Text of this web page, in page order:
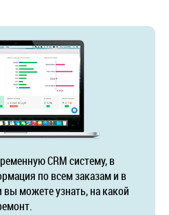
CRM систему, в
по всем заказам и в
можете узнать, на какой